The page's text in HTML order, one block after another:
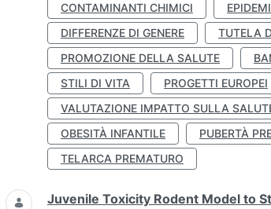
CONTAMINANTI CHIMICI
DIFFERENZE DI GENERE
TUTELA
PROMOZIONE DELLA SALUTE
STILI DI VITA
PROGETTI EUROPEI
VALUTAZIONE IMPATTO SULLA
OBESITÀ INFANTILE
PUBERTÀ
TELARCA PREMATURO
Juvenile Toxicity Rodent Model to